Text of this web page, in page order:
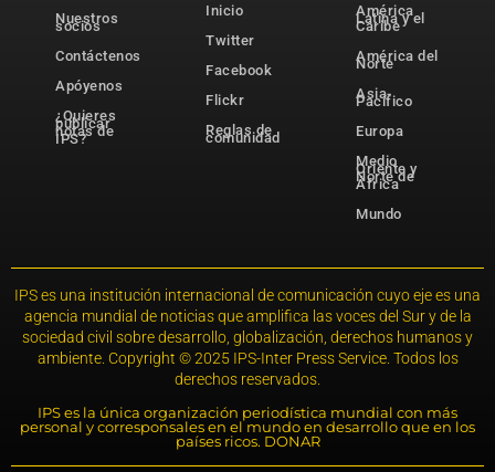
Nuestros
socios
Contáctenos
Apóyenos
¿Quieres
publicar
notas de
IPS?
Inicio
Twitter
Facebook
Flickr
Reglas de
comunidad
América
Latina y el
Caribe
América del
Norte
Asia-
Pacífico
Europa
Medio
Oriente y
Norte de
África
Mundo
IPS es una institución internacional de comunicación cuyo eje es una
agencia mundial de noticias que amplifica las voces del Sur y de la
sociedad civil sobre desarrollo, globalización, derechos humanos y
ambiente. Copyright © 2025 IPS-Inter Press Service. Todos los
derechos reservados.
IPS es la única organización periodística mundial con más
personal y corresponsales en el mundo en desarrollo que en los
países ricos. DONAR